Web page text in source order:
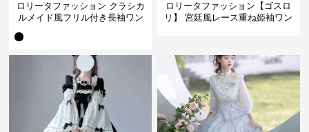
ロリータファッション クラシカ
ルメイド風フリル付き長袖ワン
ロリータファッション【ゴスロ
リ】 宮廷風レース重ね姫袖ワン